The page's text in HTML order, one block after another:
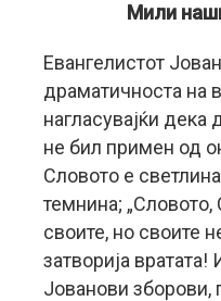
Мили
Евангелистот
драматичноста на
нагласувајќи дека
не бил примен од
Словото е
темнина; „Словото,
своите, но своите
затворија
Јованови зборови,